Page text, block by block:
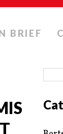
BRIEF